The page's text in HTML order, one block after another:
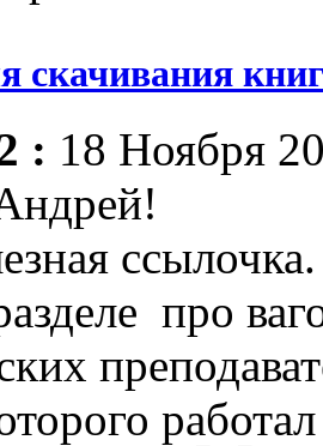
скачивания
: 18 Ноября
ссылочка.
про